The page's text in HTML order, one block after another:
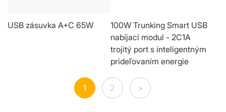
USB zásuvka A+C 65W
100W Trunking Smart USB
nabíjací modul - 2C1A
trojitý port s inteligentným
prideľovaním energie
1 2 >